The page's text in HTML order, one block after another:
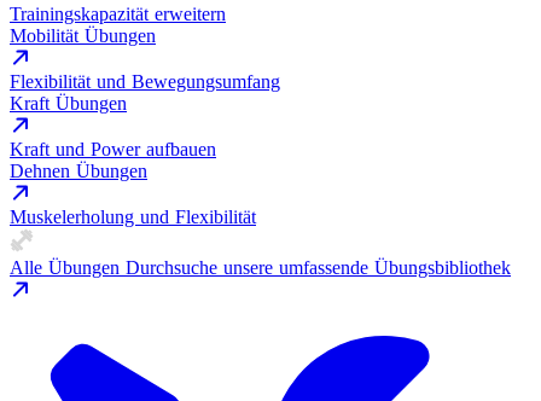
Trainingskapazität erweitern
Mobilität Übungen
Flexibilität und Bewegungsumfang
Kraft Übungen
Kraft und Power aufbauen
Dehnen Übungen
Muskelerholung und Flexibilität
Alle Übungen Durchsuche unsere umfassende Übungsbibliothek